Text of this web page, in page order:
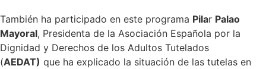
También ha participado en este programa Pilar Palao
Mayoral, Presidenta de la Asociación Española por la
Dignidad y Derechos de los Adultos Tutelados
(AEDAT) que ha explicado la situación de las tutelas en